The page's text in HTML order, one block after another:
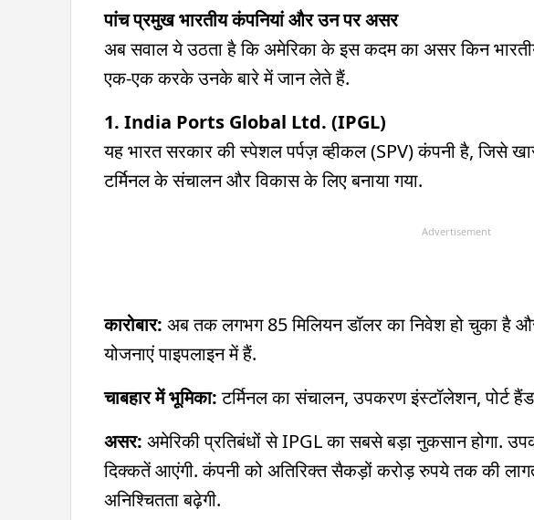
पांच प्रमुख भारतीय कंपनियां और उन पर असर
अब सवाल ये उठता है कि अमेरिका के इस कदम का असर किन
एक-एक करके उनके बारे में जान लेते हैं.
1. India Ports Global Ltd. (IPGL)
यह भारत सरकार की स्पेशल पर्पज़ व्हीकल (SPV) कंपनी है, जिसे खास
टर्मिनल के संचालन और विकास के लिए बनाया गया.
Advertisement
कारोबार: अब तक लगभग 85 मिलियन डॉलर का निवेश हो चुका है
योजनाएं पाइपलाइन में हैं.
चाबहार में भूमिका:टर्मिनल का संचालन, उपकरण इंस्टॉलेशन, पोर्ट
असर: अमेरिकी प्रतिबंधों से IPGL का सबसे बड़ा नुकसान होगा.
दिक्कतें आएंगी. कंपनी को अतिरिक्त सैकड़ों करोड़ रुपये तक की
अनिश्चितता बढ़ेगी.